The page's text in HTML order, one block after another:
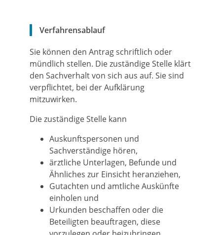
Verfahrensablauf
Sie können den Antrag schriftlich oder
mündlich stellen. Die zuständige Stelle klärt
den Sachverhalt von sich aus auf. Sie sind
verpflichtet, bei der Aufklärung
mitzuwirken.
Die zuständige Stelle kann
Auskunftspersonen und
Sachverständige hören,
ärztliche Unterlagen, Befunde und
Ähnliches zur Einsicht heranziehen,
Gutachten und amtliche Auskünfte
einholen und
Urkunden beschaffen oder die
Beteiligten beauftragen, diese